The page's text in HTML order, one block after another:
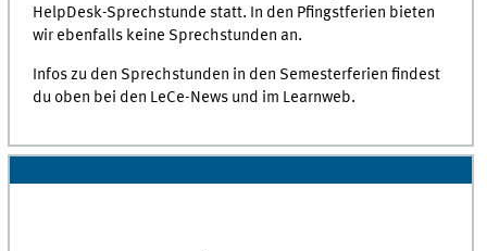
HelpDesk-Sprechstunde statt. In den Pfingstferien bieten
wir ebenfalls keine Sprechstunden an.
Infos zu den Sprechstunden in den Semesterferien findest
du oben bei den LeCe-News und im Learnweb.